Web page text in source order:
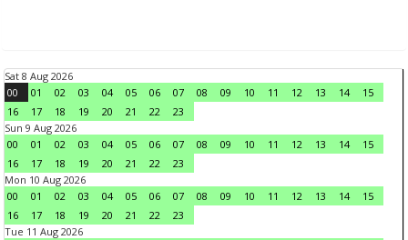
Sat 8 Aug 2026
00
01 02 03 04 05 06 07 08 09 10 11 12 13 14
15
16
17 18 19 20 21 22
23
Sun 9 Aug 2026
00
01 02 03 04 05 06 07 08 09 10 11 12 13 14
15
16
17 18 19 20 21 22
23
Mon 10 Aug 2026
00
01 02 03 04 05 06 07 08 09 10 11 12 13 14
15
16
17 18 19 20 21 22
23
Tue 11 Aug 2026